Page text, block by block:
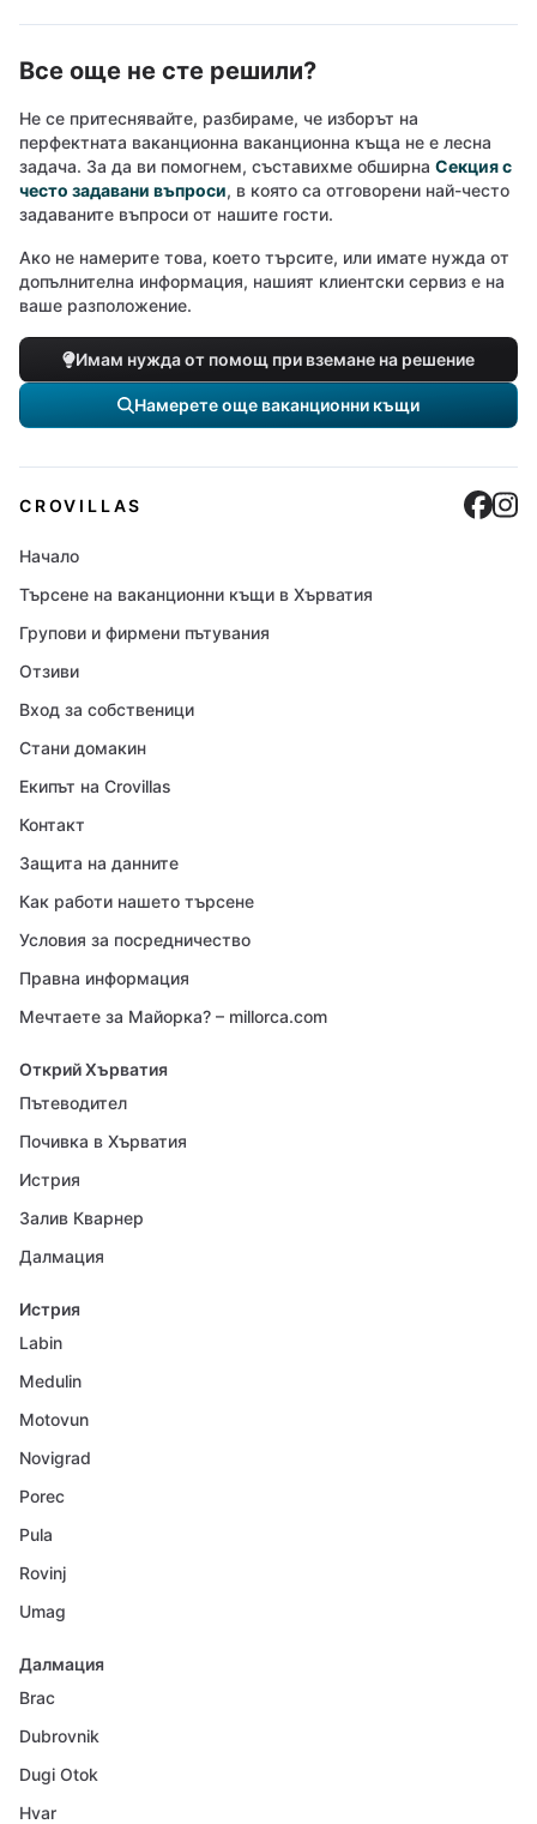
Все още не сте решили?
Не се притеснявайте, разбираме, че изборът на
перфектната ваканционна ваканционна къща не е лесна
задача. За да ви помогнем, съставихме обширна Секция с
често задавани въпроси, в която са отговорени най-често
задаваните въпроси от нашите гости.
Ако не намерите това, което търсите, или имате нужда от
допълнителна информация, нашият клиентски сервиз е на
ваше разположение.
Имам нужда от помощ при вземане на решение
Намерете още ваканционни къщи
CROVILLAS
Начало
Търсене на ваканционни къщи в Хърватия
Групови и фирмени пътувания
Отзиви
Вход за собственици
Стани домакин
Екипът на Crovillas
Контакт
Защита на данните
Как работи нашето търсене
Условия за посредничество
Правна информация
Мечтаете за Майорка? – millorca.com
Открий Хърватия
Пътеводител
Почивка в Хърватия
Истрия
Залив Кварнер
Далмация
Истрия
Labin
Medulin
Motovun
Novigrad
Porec
Pula
Rovinj
Umag
Далмация
Brac
Dubrovnik
Dugi Otok
Hvar